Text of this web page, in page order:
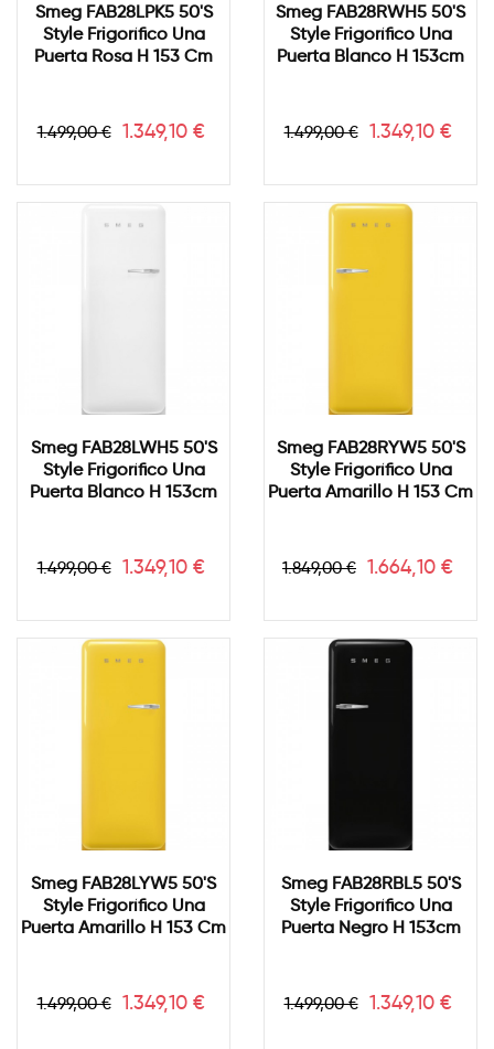
Smeg FAB28LPK5 50's
Style Frigorífico Una
Puerta Rosa H 153 Cm
Precio
1.499,00 € Precio
1.349,10 €
Smeg FAB28RWH5 50's
Style Frigorífico Una
Puerta Blanco H 153cm
Precio
1.499,00 € Precio
1.349,10 €
Smeg FAB28LWH5 50's
Style Frigorífico Una
Puerta Blanco H 153cm
Precio
1.499,00 € Precio
1.349,10 €
Smeg FAB28RYW5 50's
Style Frigorífico Una
Puerta Amarillo H 153 Cm
Precio
1.849,00 € Precio
1.664,10 €
Smeg FAB28LYW5 50's
Style Frigorífico Una
Puerta Amarillo H 153 Cm
Precio
1.499,00 € Precio
1.349,10 €
Smeg FAB28RBL5 50's
Style Frigorífico Una
Puerta Negro H 153cm
Precio
1.499,00 € Precio
1.349,10 €